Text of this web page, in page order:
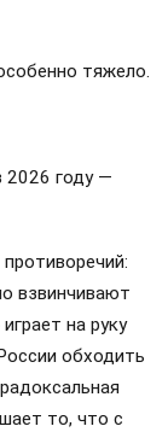
тяжело.
2026 году —
взвинчивают
на руку
обходить
то, что с